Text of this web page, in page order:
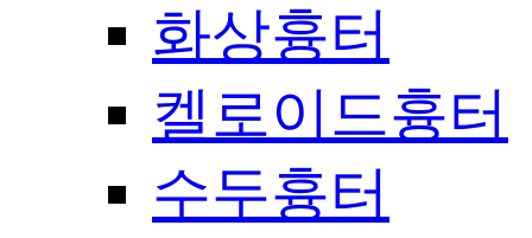
화상흉터
켈로이드흉터
수두흉터